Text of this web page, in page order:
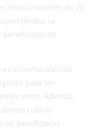
hijos (menores de 25
se
beneficiario de
en nuestro artículo
para ser
Además,
cuatro
de beneficiario: